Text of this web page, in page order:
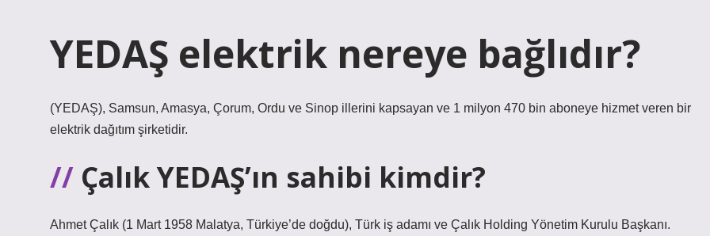
YEDAŞ elektrik nereye bağlıdır?
(YEDAŞ), Samsun, Amasya, Çorum, Ordu ve Sinop illerini kapsayan ve 1 milyon 470 bin aboneye hizmet veren bir
elektrik dağıtım şirketidir.
Çalık YEDAŞ’ın sahibi kimdir?
Ahmet Çalık (1 Mart 1958 Malatya, Türkiye’de doğdu), Türk iş adamı ve Çalık Holding Yönetim Kurulu Başkanı.